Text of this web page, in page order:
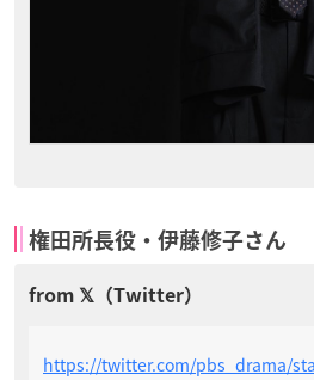
権田所長役・伊藤修子さん
https://twitter.com/pbs_drama/